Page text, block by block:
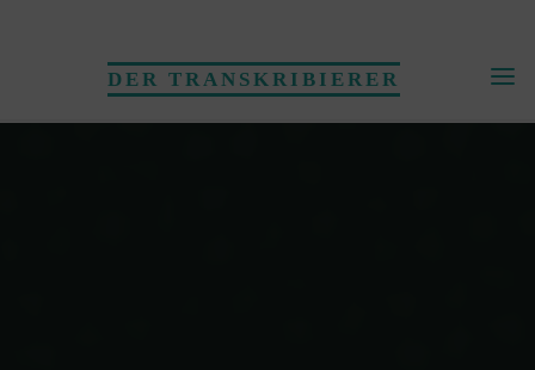
DER TRANSKRIBIERER